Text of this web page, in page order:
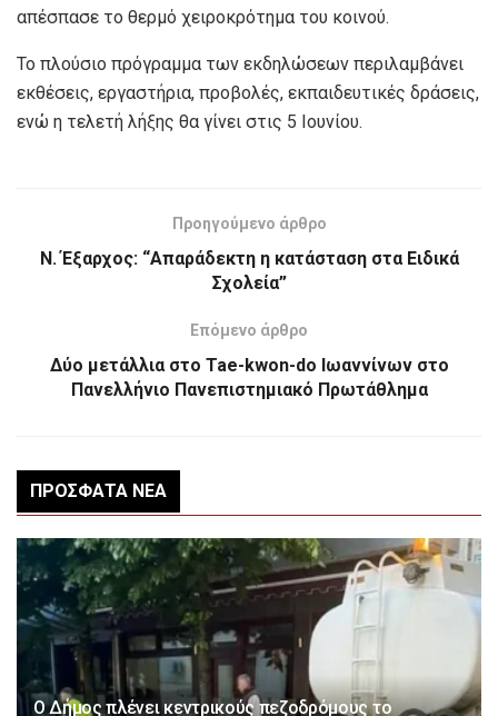
απέσπασε το θερμό χειροκρότημα του κοινού.
Το πλούσιο πρόγραμμα των εκδηλώσεων περιλαμβάνει
εκθέσεις, εργαστήρια, προβολές, εκπαιδευτικές δράσεις,
ενώ η τελετή λήξης θα γίνει στις 5 Ιουνίου.
Προηγούμενο άρθρο
Ν. Έξαρχος: “Απαράδεκτη η κατάσταση στα Ειδικά
Σχολεία”
Επόμενο άρθρο
Δύο μετάλλια στο Tae-kwon-do Ιωαννίνων στο
Πανελλήνιο Πανεπιστημιακό Πρωτάθλημα
ΠΡΌΣΦΑΤΑ ΝΈΑ
Ο Δήμος πλένει κεντρικούς πεζοδρόμους το